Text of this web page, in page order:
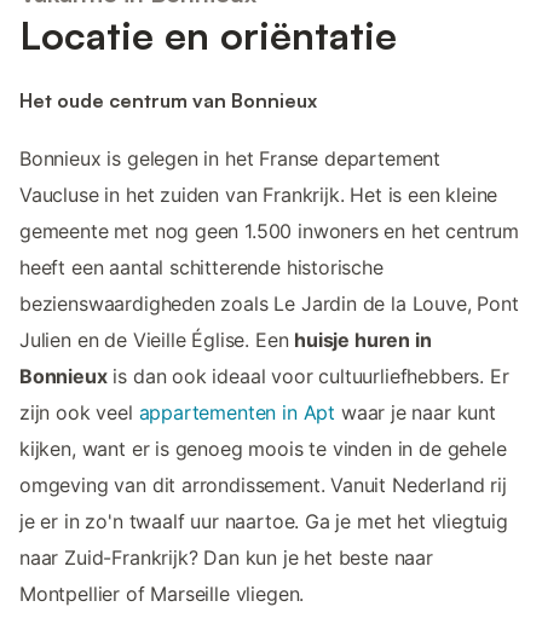
Locatie en oriëntatie
Het oude centrum van Bonnieux
Bonnieux is gelegen in het Franse departement
Vaucluse in het zuiden van Frankrijk. Het is een kleine
gemeente met nog geen 1.500 inwoners en het centrum
heeft een aantal schitterende historische
bezienswaardigheden zoals Le Jardin de la Louve, Pont
Julien en de Vieille Église. Een huisje huren in
Bonnieuxis dan ook ideaal voor cultuurliefhebbers. Er
zijn ook veel appartementen in Apt waar je naar kunt
kijken, want er is genoeg moois te vinden in de gehele
omgeving van dit arrondissement. Vanuit Nederland rij
je er in zo'n twaalf uur naartoe. Ga je met het vliegtuig
naar Zuid-Frankrijk? Dan kun je het beste naar
Montpellier of Marseille vliegen.